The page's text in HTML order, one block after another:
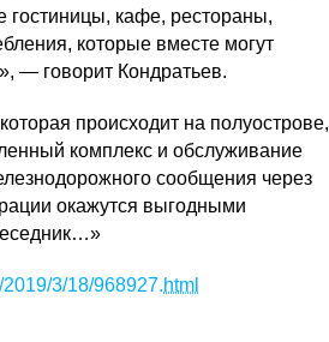
гостиницы, кафе, рестораны,
которые вместе могут
— говорит Кондратьев.
происходит на полуострове,
комплекс и обслуживание
сообщения через
окажутся выгодными
3/18/968927.html